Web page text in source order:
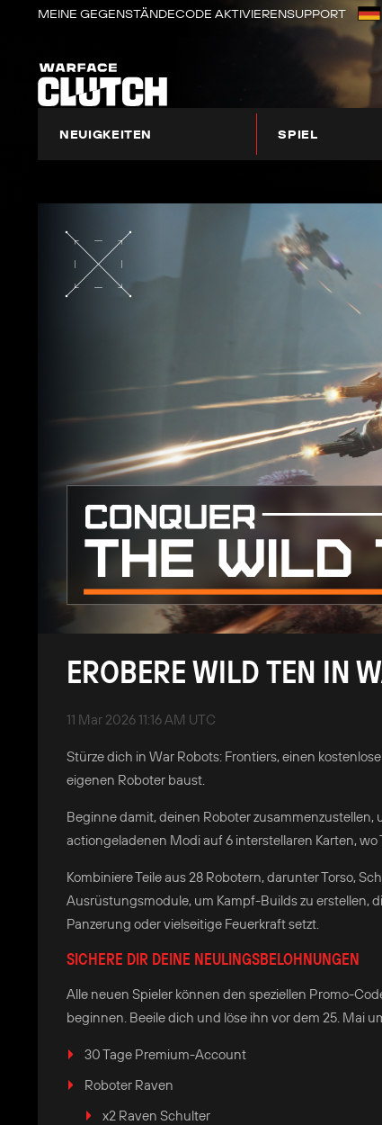
MEINE GEGENSTÄNDECODE AKTIVIERENSUPPORT
NEUIGKEITEN SPIEL
EROBERE WILD TEN IN
11 Mar 2026 11:16 AM UTC
Stürze dich in War Robots: Frontiers, einen
eigenen Roboter baust.
Beginne damit, deinen Roboter
actiongeladenen Modi auf 6 interstellaren Karten,
Kombiniere Teile aus 28 Robotern, darunter Torso,
Ausrüstungsmodule, um Kampf-Builds zu erstellen,
Panzerung oder vielseitige Feuerkraft setzt.
SICHERE DIR DEINE NEULINGSBELOHNUNGEN
Alle neuen Spieler können den speziellen Promo-
beginnen. Beeile dich und löse ihn vor dem 25. Mai
30 Tage Premium-Account
Roboter Raven
x2 Raven Schulter